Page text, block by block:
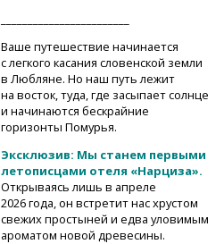
Ваше путешествие начинается
с легкого касания словенской земли
в Любляне. Но наш путь лежит
на восток, туда, где засыпает солнце
и начинаются бескрайние
горизонты Помурья.
Эксклюзив: Мы станем первыми
летописцами отеля «Нарциза».
Открываясь лишь в апреле
2026 года, он встретит нас хрустом
свежих простыней и едва уловимым
ароматом новой древесины.